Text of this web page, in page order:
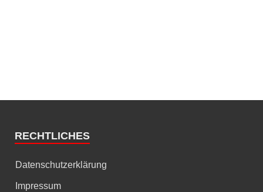
RECHTLICHES
Datenschutzerklärung
Impressum